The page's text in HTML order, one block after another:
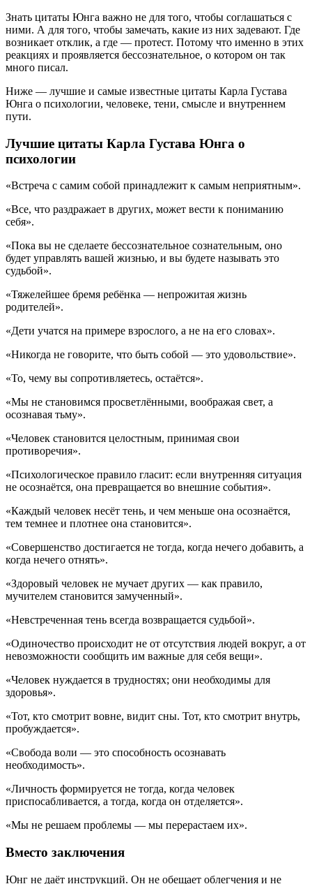
Знать цитаты Юнга важно не для того, чтобы соглашаться с
ними. А для того, чтобы замечать, какие из них задевают. Где
возникает отклик, а где — протест. Потому что именно в этих
реакциях и проявляется бессознательное, о котором он так
много писал.
Ниже — лучшие и самые известные цитаты Карла Густава
Юнга о психологии, человеке, тени, смысле и внутреннем
пути.
Лучшие цитаты Карла Густава Юнга о
психологии
«Встреча с самим собой принадлежит к самым неприятным».
«Все, что раздражает в других, может вести к пониманию
себя».
«Пока вы не сделаете бессознательное сознательным, оно
будет управлять вашей жизнью, и вы будете называть это
судьбой».
«Тяжелейшее бремя ребёнка — непрожитая жизнь
родителей».
«Дети учатся на примере взрослого, а не на его словах».
«Никогда не говорите, что быть собой — это удовольствие».
«То, чему вы сопротивляетесь, остаётся».
«Мы не становимся просветлёнными, воображая свет, а
осознавая тьму».
«Человек становится целостным, принимая свои
противоречия».
«Психологическое правило гласит: если внутренняя ситуация
не осознаётся, она превращается во внешние события».
«Каждый человек несёт тень, и чем меньше она осознаётся,
тем темнее и плотнее она становится».
«Совершенство достигается не тогда, когда нечего добавить, а
когда нечего отнять».
«Здоровый человек не мучает других — как правило,
мучителем становится замученный».
«Невстреченная тень всегда возвращается судьбой».
«Одиночество происходит не от отсутствия людей вокруг, а от
невозможности сообщить им важные для себя вещи».
«Человек нуждается в трудностях; они необходимы для
здоровья».
«Тот, кто смотрит вовне, видит сны. Тот, кто смотрит внутрь,
пробуждается».
«Свобода воли — это способность осознавать
необходимость».
«Личность формируется не тогда, когда человек
приспосабливается, а тогда, когда он отделяется».
«Мы не решаем проблемы — мы перерастаем их».
Вместо заключения
Юнг не даёт инструкций. Он не обещает облегчения и не